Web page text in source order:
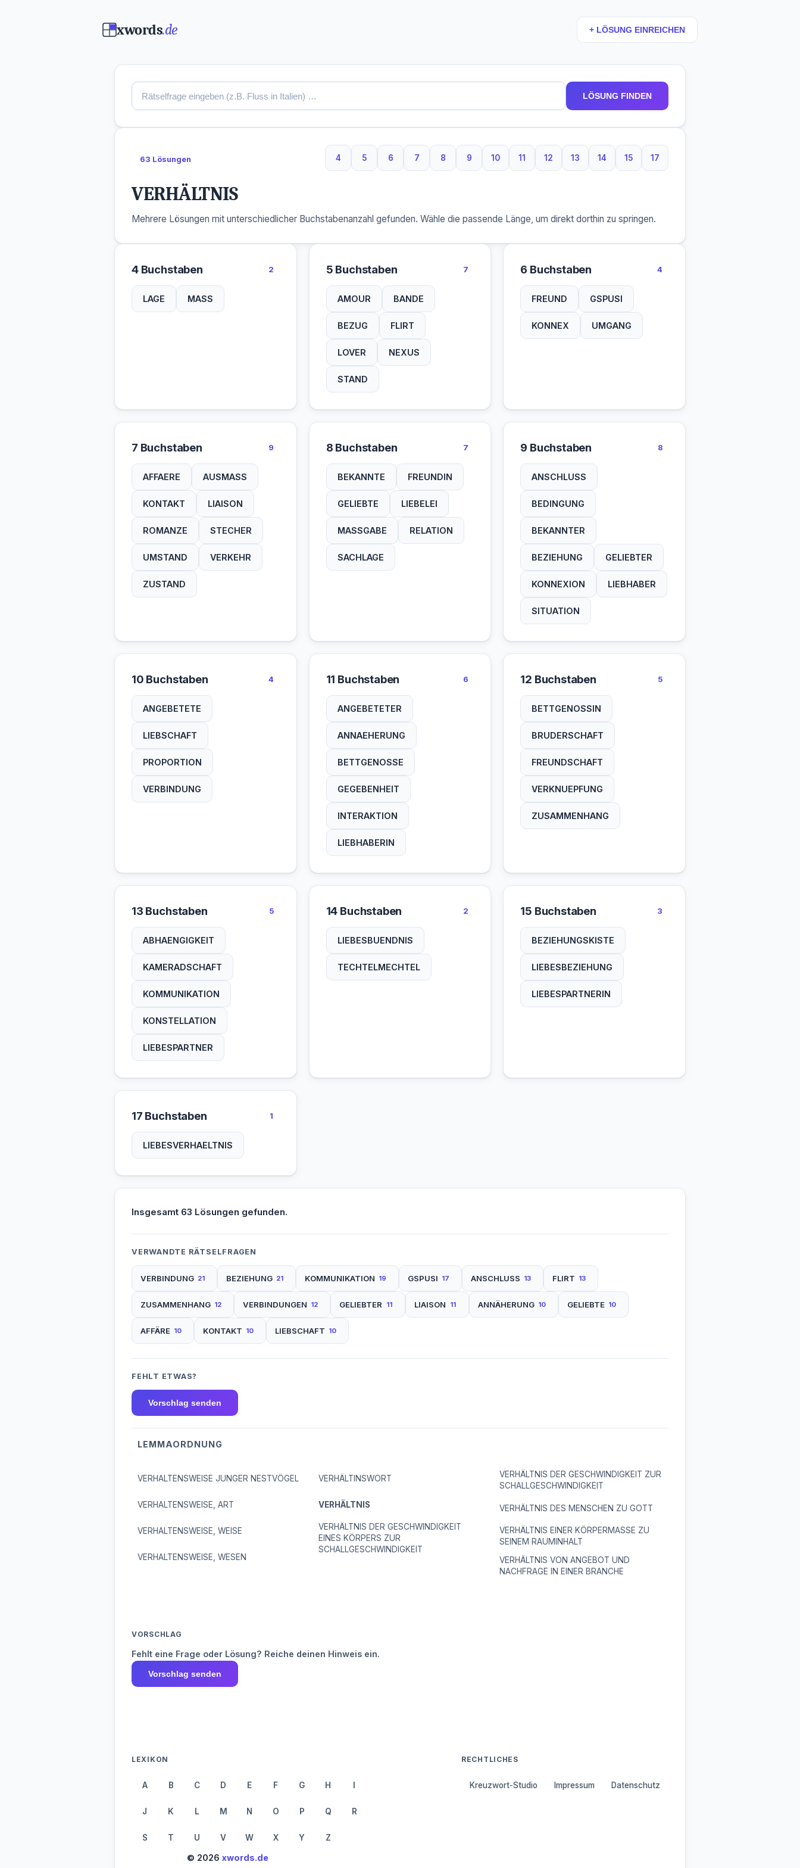
xwords.de + LÖSUNG EINREICHEN
LÖSUNG FINDEN
63 Lösungen 4
4 Buchstaben
5
5 Buchstaben
6
6 Buchstaben
7
7 Buchstaben
8
8 Buchstaben
9
9 Buchstaben
10
10 Buchstaben
11
11 Buchstaben
12
12 Buchstaben
13
13 Buchstaben
14
14 Buchstaben
15
15 Buchstaben
17
17 Buchstaben
VERHÄLTNIS
Mehrere Lösungen mit unterschiedlicher Buchstabenanzahl gefunden. Wähle die passende Länge, um direkt dorthin zu springen.
4 Buchstaben 2
LAGE MASS
5 Buchstaben 7
AMOUR BANDE
BEZUG FLIRT
LOVER NEXUS
STAND
6 Buchstaben 4
FREUND GSPUSI
KONNEX UMGANG
7 Buchstaben 9
AFFAERE AUSMASS
KONTAKT LIAISON
ROMANZE STECHER
UMSTAND VERKEHR
ZUSTAND
8 Buchstaben 7
BEKANNTE FREUNDIN
GELIEBTE LIEBELEI
MASSGABE RELATION
SACHLAGE
9 Buchstaben 8
ANSCHLUSS
BEDINGUNG
BEKANNTER
BEZIEHUNG GELIEBTER
KONNEXION LIEBHABER
SITUATION
10 Buchstaben 4
ANGEBETETE
LIEBSCHAFT
PROPORTION
VERBINDUNG
11 Buchstaben 6
ANGEBETETER
ANNAEHERUNG
BETTGENOSSE
GEGEBENHEIT
INTERAKTION
LIEBHABERIN
12 Buchstaben 5
BETTGENOSSIN
BRUDERSCHAFT
FREUNDSCHAFT
VERKNUEPFUNG
ZUSAMMENHANG
13 Buchstaben 5
ABHAENGIGKEIT
KAMERADSCHAFT
KOMMUNIKATION
KONSTELLATION
LIEBESPARTNER
14 Buchstaben 2
LIEBESBUENDNIS
TECHTELMECHTEL
15 Buchstaben 3
BEZIEHUNGSKISTE
LIEBESBEZIEHUNG
LIEBESPARTNERIN
17 Buchstaben 1
LIEBESVERHAELTNIS
Insgesamt 63 Lösungen gefunden.
VERWANDTE RÄTSELFRAGEN
VERBINDUNG 21 BEZIEHUNG 21 KOMMUNIKATION 19 GSPUSI 17 ANSCHLUSS 13 FLIRT 13
ZUSAMMENHANG 12 VERBINDUNGEN 12 GELIEBTER 11 LIAISON 11 ANNÄHERUNG 10 GELIEBTE 10
AFFÄRE 10 KONTAKT 10 LIEBSCHAFT 10
FEHLT ETWAS?
Vorschlag senden
LEMMAORDNUNG
VERHALTENSWEISE JUNGER NESTVÖGEL
VERHALTENSWEISE, ART
VERHALTENSWEISE, WEISE
VERHALTENSWEISE, WESEN
VERHÄLTINSWORT
VERHÄLTNIS
VERHÄLTNIS DER GESCHWINDIGKEIT
EINES KÖRPERS ZUR
SCHALLGESCHWINDIGKEIT
VERHÄLTNIS DER GESCHWINDIGKEIT ZUR
SCHALLGESCHWINDIGKEIT
VERHÄLTNIS DES MENSCHEN ZU GOTT
VERHÄLTNIS EINER KÖRPERMASSE ZU
SEINEM RAUMINHALT
VERHÄLTNIS VON ANGEBOT UND
NACHFRAGE IN EINER BRANCHE
VORSCHLAG
Fehlt eine Frage oder Lösung? Reiche deinen Hinweis ein.
Vorschlag senden
LEXIKON
A B C D E F G H I
J K L M N O P Q R
S T U V W X Y Z
RECHTLICHES
Kreuzwort-Studio Impressum Datenschutz
© 2026 xwords.de